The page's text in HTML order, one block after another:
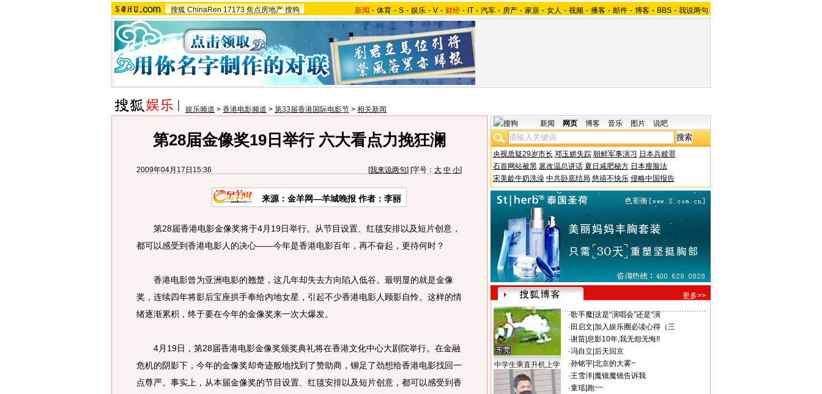
搜狐 ChinaRen 17173 焦点房地产 搜狗 新闻 - 体育 - S - 娱乐 - V - 财经 - IT - 汽车 - 房产 - 家居 - 女人 - 视频 - 播客 - 邮件 - 博客 - BBS - 我说两句
娱乐频道 > 香港电影频道 > 第33届香港国际电影节 > 相关新闻
第28届金像奖19日举行 六大看点力挽狂澜
2009年04月17日15:36 [我来说两句] [字号： 大 中 小]
来源： 金羊网—羊城晚报 作者：李丽
第28届香港电影金像奖将于4月19日举行。从节目设置、红毯安排以及短片创意，
都可以感受到香港电影人的决心——今年是香港电影百年，再不奋起，更待何时？
香港电影曾为亚洲电影的翘楚，这几年却失去方向陷入低谷。最明显的就是金像
奖，连续四年将影后宝座拱手奉给内地女星，引起不少香港电影人顾影自怜。这样的情
绪逐渐累积，终于要在今年的金像奖来一次大爆发。
4月19日，第28届香港电影金像奖颁奖典礼将在香港文化中心大剧院举行。在金融
危机的阴影下，今年的金像奖却奇迹般地找到了赞助商，铆足了劲想给香港电影找回一
点尊严。事实上，从本届金像奖的节目设置、红毯安排以及短片创意，都可以感受到香
新闻 网页 博客 音乐 图片 说吧
央视质疑29岁市长 邓玉娇失踪 朝鲜军事演习 日本兵赎罪
石首网站被黑 篡改温总讲话 夏日减肥秘方 日本瘦脸法
宋美龄牛奶洗澡 中共卧底结局 慈禧不快乐 侵略中国报告
更多>>
中学生乘直升机上学
·歌手魔| 这是“演唱会”还是“演
· 田启文 加入娱乐圈必读心得（三
·谢苗| 息影10年,我无怨无悔!!
·冯自立 后天回京
·孙铭宇| 北京的大雾~
·王雪洋| 魔镜魔镜告诉我
·童瑶| 跑~~